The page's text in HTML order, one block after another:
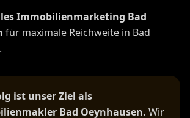
Immobilienmarketing Bad
für maximale Reichweite in Bad
ist unser Ziel als
Bad Oeynhausen. Wir